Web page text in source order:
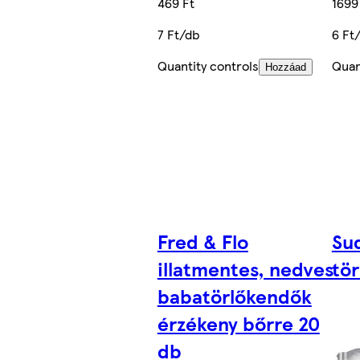
7 Ft/db
Quantity controls
Hozzáad
6
Fred & Flo
illatmentes, nedves
babatörlőkendők
érzékeny bőrre 20
db